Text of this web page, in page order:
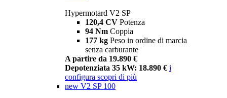
Hypermotard V2 SP
120,4 CV Potenza
94 Nm Coppia
177 kg Peso in ordine di marcia
senza carburante
A partire da 19.890 €
Depotenziata 35 kW: 18.890 € i
configura scopri di più
new V2 SP 100